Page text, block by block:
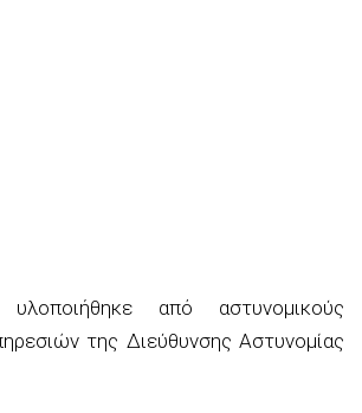
από αστυνομικούς
της Διεύθυνσης Αστυνομίας